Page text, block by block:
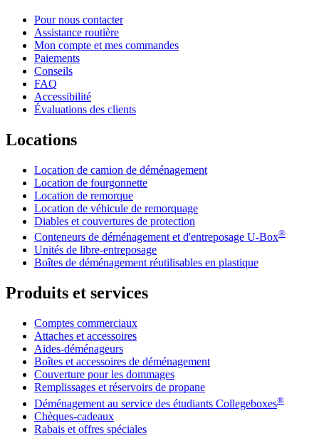
Pour nous contacter
Assistance routière
Mon compte et mes commandes
Paiements
Conseils
FAQ
Accessibilité
Évaluations des clients
Locations
Location de camion de déménagement
Location de fourgonnette
Location de remorque
Location de véhicule de remorquage
Diables et couvertures de protection
Conteneurs de déménagement et d'entreposage U-Box®
Unités de libre-entreposage
Boîtes de déménagement réutilisables en plastique
Produits et services
Comptes commerciaux
Attaches et accessoires
Aides-déménageurs
Boîtes et accessoires de déménagement
Couverture pour les dommages
Remplissages et réservoirs de propane
Déménagement au service des étudiants Collegeboxes®
Chèques-cadeaux
Rabais et offres spéciales